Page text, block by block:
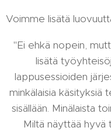
Voimme lisätä
"Ei ehkä nopein,
lisätä
lappusessioiden
minkälaisia käsityksiä
sisällään. Minälaista
Miltä näyttää hyvä